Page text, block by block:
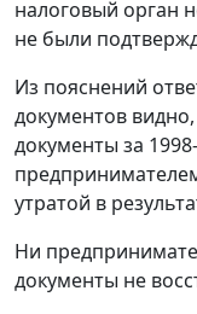
налоговый орган
не были
Из пояснений
документов
документы за
утратой в
Ни
документы не